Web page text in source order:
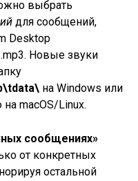
выбрать
для сообщений,
Desktop
Новые звуки
на Windows или
macOS/Linux.
сообщениях»
от конкретных
остальной